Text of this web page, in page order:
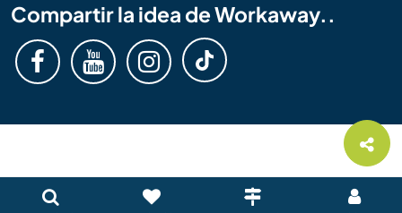
Compartir la idea de Workaway..